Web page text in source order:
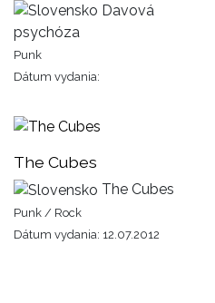
Davová
psychóza
Punk
Dátum vydania:
The Cubes
The Cubes
Punk / Rock
Dátum vydania: 12.07.2012